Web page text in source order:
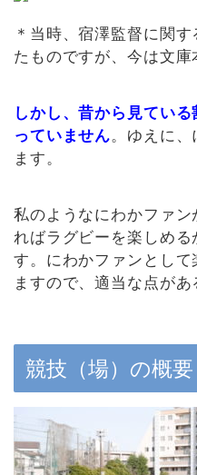
＊当時、宿澤監督に関
たものですが、今は文庫
しかし、昔から見てい
っていません。ゆえに、
ます。
私のようなにわかファ
ればラグビーを楽しめる
す。にわかファンとし
ますので、適当な点があ
競技（場）の概要